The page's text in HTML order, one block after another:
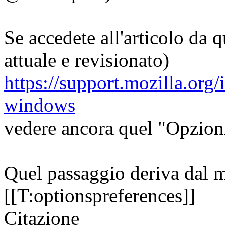
Se accedete all'articolo da
attuale e revisionato)
https://
windows
vedere ancora quel
Quel passaggio deriva dal
[[T:optionspreferences]]
Citazione